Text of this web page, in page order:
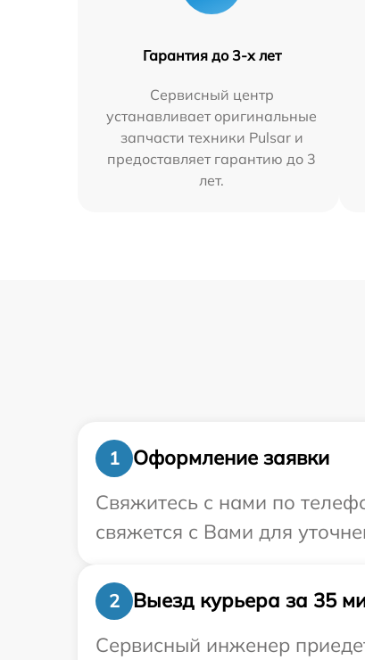
Гарантия до 3-х лет
Сервисный центр
устанавливает оригинальные
запчасти техники Pulsar и
предоставляет гарантию до 3
лет.
1
Оформление заявки
Свяжитесь с нами по
свяжется с Вами для
2
Выезд курьера за 35
Сервисный инженер